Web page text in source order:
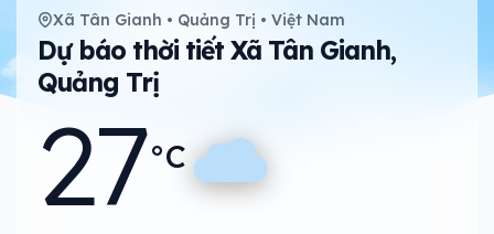
Xã Tân Gianh • Quảng Trị • Việt Nam
Dự báo thời tiết Xã Tân Gianh,
Quảng Trị
27°C